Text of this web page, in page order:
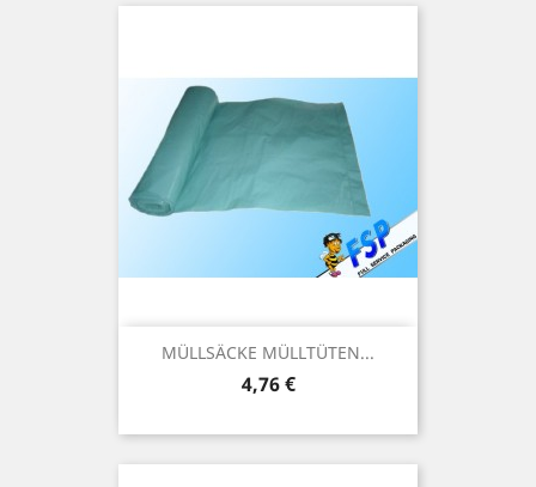
MÜLLSÄCKE MÜLLTÜTEN...
Preis
4,76 €